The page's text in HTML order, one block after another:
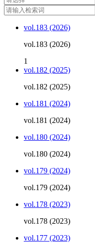
vol.183 (2026)
vol.183 (2026)
1
vol.182 (2025)
vol.182 (2025)
vol.181 (2024)
vol.181 (2024)
vol.180 (2024)
vol.180 (2024)
vol.179 (2024)
vol.179 (2024)
vol.178 (2023)
vol.178 (2023)
vol.177 (2023)